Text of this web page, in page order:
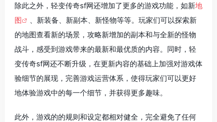
除此之外，轻变传奇sf网还增加了更多的游戏功能，如新地
图
、新装备、新副本、新怪物等等。玩家们可以探索新
的地图查看新的场景，攻略新增加的副本和与全新的怪物
战斗，感受到游戏带来的最新和最优质的内容。同时，轻
变传奇sf网还不断升级，在更新内容的基础上加强对游戏体
验细节的展现，完善游戏运营体系，使得玩家们可以更好
地体验游戏中的每一个细节，并获得更多趣味。
此外，游戏的的规则和设定都相对健全，完全避免了任何